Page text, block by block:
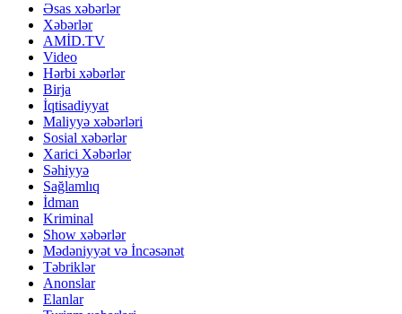
Əsas xəbərlər
Xəbərlər
AMİD.TV
Video
Hərbi xəbərlər
Birja
İqtisadiyyat
Maliyyə xəbərləri
Sosial xəbərlər
Xarici Xəbərlər
Səhiyyə
Sağlamlıq
İdman
Kriminal
Show xəbərlər
Mədəniyyət və İncəsənət
Təbriklər
Anonslar
Elanlar